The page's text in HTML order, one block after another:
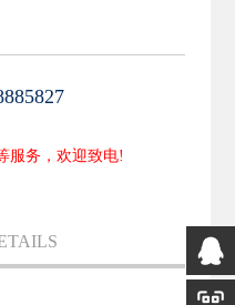
服务，欢迎致电!